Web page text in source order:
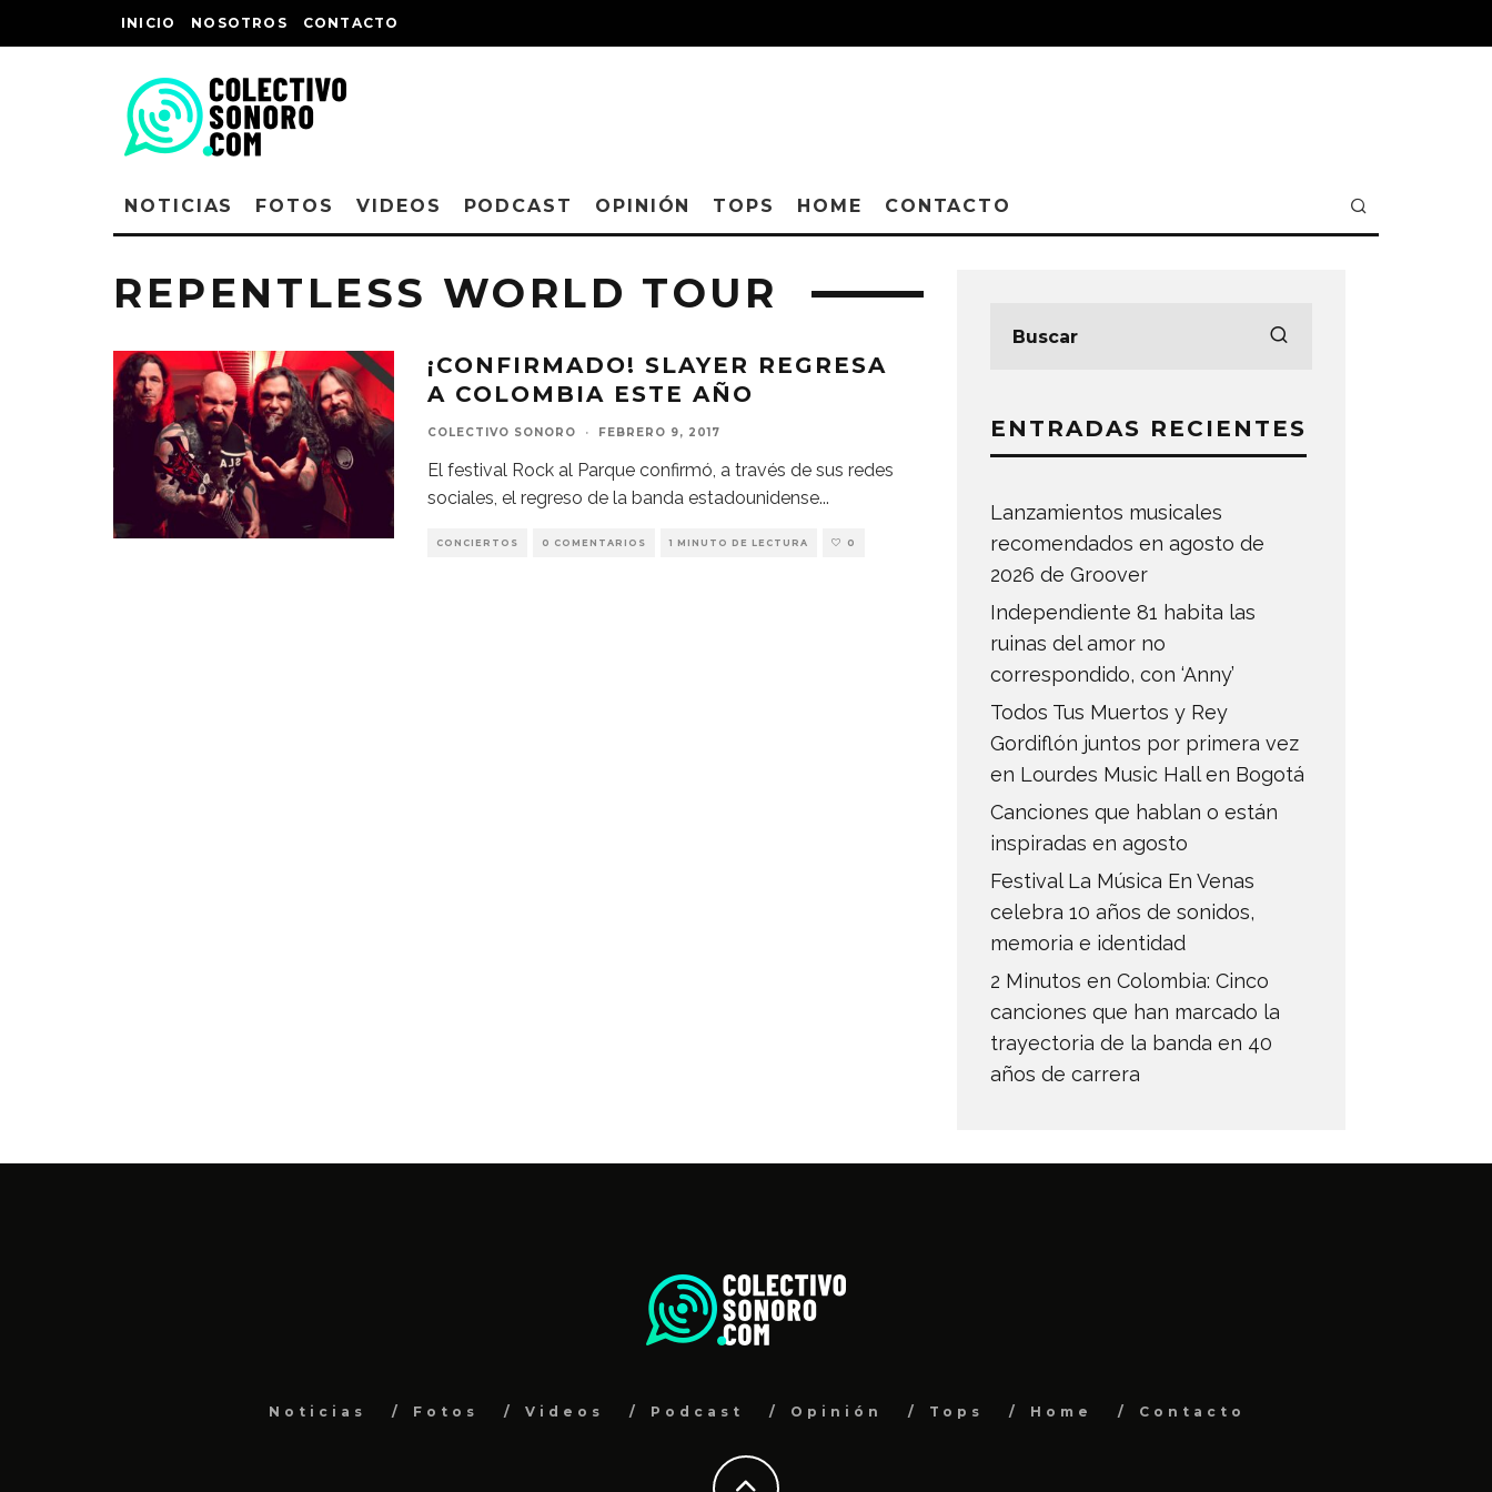
INICIO NOSOTROS CONTACTO
NOTICIAS FOTOS VIDEOS PODCAST OPINIÓN TOPS HOME CONTACTO
REPENTLESS WORLD TOUR
¡CONFIRMADO! SLAYER REGRESA
A COLOMBIA ESTE AÑO
COLECTIVO SONORO · FEBRERO 9, 2017
El festival Rock al Parque confirmó, a través de sus redes
sociales, el regreso de la banda estadounidense...
CONCIERTOS 0 COMENTARIOS 1 MINUTO DE LECTURA 0
ENTRADAS RECIENTES
Lanzamientos musicales
recomendados en agosto de
2026 de Groover
Independiente 81 habita las
ruinas del amor no
correspondido, con ‘Anny’
Todos Tus Muertos y Rey
Gordiflón juntos por primera vez
en Lourdes Music Hall en Bogotá
Canciones que hablan o están
inspiradas en agosto
Festival La Música En Venas
celebra 10 años de sonidos,
memoria e identidad
2 Minutos en Colombia: Cinco
canciones que han marcado la
trayectoria de la banda en 40
años de carrera
Noticias Fotos Videos Podcast Opinión Tops Home Contacto